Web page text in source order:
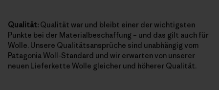
Qualität: Qualität war und bleibt einer der wichtigsten
Punkte bei der Materialbeschaffung – und das gilt auch für
Wolle. Unsere Qualitätsansprüche sind unabhängig vom
Patagonia Woll-Standard und wir erwarten von unserer
neuen Lieferkette Wolle gleicher und höherer Qualität.